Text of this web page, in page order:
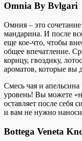
Omnia By Bvlgari
Омния – это
мандарина. И после
еще кое-что, чтобы
общее впечатление.
корицу, гвоздику,
ароматов, которые вы
Смесь чая и
уровень! Вы можете
оставляет после себя
и вам не нужно
Bottega Veneta